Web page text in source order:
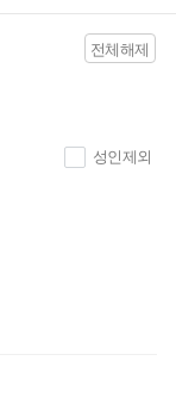
전체해제
성인제외